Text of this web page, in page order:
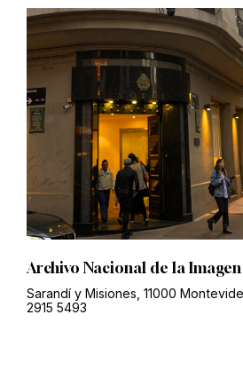
Archivo Nacional de la
Sarandí y Misiones, 11000
2915 5493